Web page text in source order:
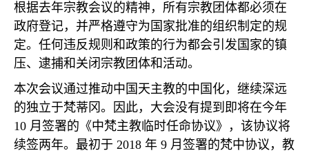
根据去年宗教会议的精神，所有宗教团体都必须在
政府登记，并严格遵守为国家批准的组织制定的规
定。任何违反规则和政策的行为都会引发国家的镇
压、逮捕和关闭宗教团体和活动。
本次会议通过推动中国天主教的中国化，继续深远
的独立于梵蒂冈。因此，大会没有提到即将在今年
10 月签署的《中梵主教临时任命协议》，该协议将
续签两年。最初于 2018 年 9 月签署的梵中协议，教